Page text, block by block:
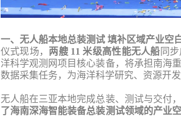
一、无人船本地总装测试 填补区域产业空
仪式现场， 两艘 11 米级高性能无人船 同
洋科学观测网项目核心装备，将承担南海
数据采集任务，为海洋科学研究、资源开
无人船在三亚本地完成总装、测试与交付
了海南深海智能装备总装测试领域的产业